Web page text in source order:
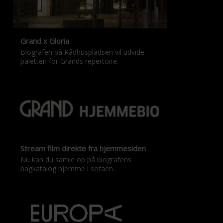
Grand x Gloria
Biografen på Rådhuspladsen vil udvide
paletten for Grands repertoire.
Stream film direkte fra hjemmesiden
Nu kan du samle op på biografens
bagkatalog hjemme i sofaen.